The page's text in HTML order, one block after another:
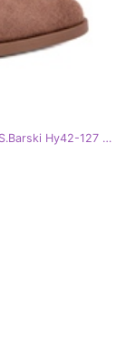
Ženske eko-elendijske smeđe čizme s rubovima S.Barski Hy42-127 bež